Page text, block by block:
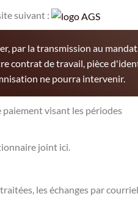
suivant :
par la transmission au
contrat de travail, pièce
ne pourra intervenir.
visant les périodes
joint ici.
les échanges par